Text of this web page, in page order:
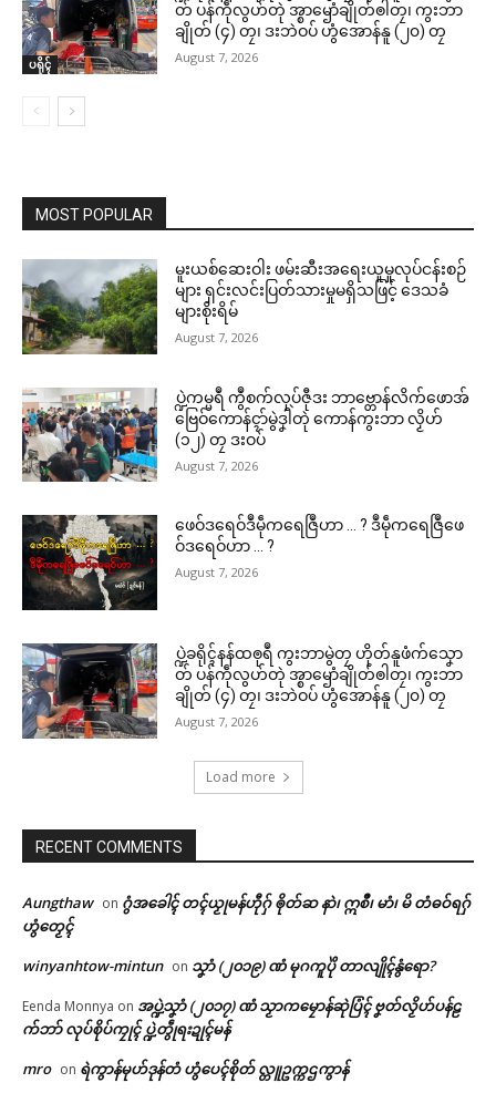
ဌာန်ပရိုၚ်ဗၠးၜးမန်
Related
ပရိုၚ်
တ် ပန်ကဵုလွဟ်တုဲ အ္စာၝောံချိုတ်ၜါတၠ၊ ကွးဘာ
ချိုတ် (၄) တၠ၊ ဒးဘဲဝပ် ဟွံအောန်နူ (၂၀) တၠ
August 7, 2026
MOST POPULAR
မူးယစ်ဆေးဝါး ဖမ်းဆီးအရေးယူမှုလုပ်ငန်းစဉ်
များ ရှင်းလင်းပြတ်သားမှုမရှိသဖြင့် ဒေသခံ
များစိုးရိမ်
August 7, 2026
ပ္ဍဲကမ္မရဳ ကွဳစက်လုပ်ဇီုဒး ဘာဗ္တောန်လိက်ဖောအ်
ဗြေဝ်ကောန်ၚာ်မွဲဒၞါဲတုဲ ကောန်ကွးဘာ လၟိဟ်
(၁၂) တၠ ဒးဝပ်
August 7, 2026
ဖေဝ်ဒရေဝ်ဒဳမဵုကရေဇြဳဟာ … ? ဒဳမဵုကရေဇြဳဖေ
ဝ်ဒရေဝ်ဟာ … ?
August 7, 2026
ပ္ဍဲခရိုၚ်နန်ထၜုရဳ ကွးဘာမွဲတၠ ဟိုတ်နူဖံက်သၞော
တ် ပန်ကဵုလွဟ်တုဲ အ္စာၝောံချိုတ်ၜါတၠ၊ ကွးဘာ
ချိုတ် (၄) တၠ၊ ဒးဘဲဝပ် ဟွံအောန်နူ (၂၀) တၠ
August 7, 2026
Load more
RECENT COMMENTS
Aungthaw on ဂွံအခေါၚ် တၚ်ယၟုမန်ဟီုဂှ် ၜိုတ်ဆ နာဲ၊ ဣစဳ၊ မာံ၊ မိ တံဓဝ်ရဂှ်
ဟွံတၟေၚ်
winyanhtow-mintun on သၞာံ (၂၀၁၉) ဏံ မုဂကူပိုဲ တာလျိုၚ်နွံရော?
Eenda Monnya on အပ္ဍဲသၞာံ (၂၀၁၇) ဏံ သၟာကမၠောန်ဆုဲပြံၚ် ဗၞတ်လၟိဟ်ပန်ဠ
က်ဘာ် လုပ်စိုပ်ကၠုၚ် ပ္ဍဲတွဵုရးဍုၚ်မန်
mro on ရဲကွာန်မုဟ်ဒုန်တံ ဟွံပေၚ်စိုတ် လ္တူဥက္ကဌကွာန်